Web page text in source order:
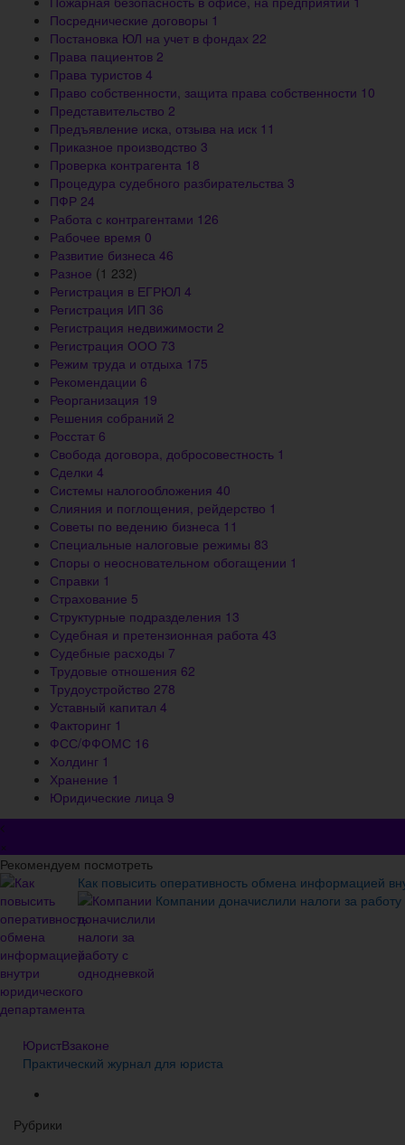
Посреднические договоры 1
Постановка ЮЛ на учет в фондах 22
Права пациентов 2
Права туристов 4
Право собственности, защита права собственности 10
Представительство 2
Предъявление иска, отзыва на иск 11
Приказное производство 3
Проверка контрагента 18
Процедура судебного разбирательства 3
ПФР 24
Работа с контрагентами 126
Рабочее время 0
Развитие бизнеса 46
Разное (1 232)
Регистрация в ЕГРЮЛ 4
Регистрация ИП 36
Регистрация недвижимости 2
Регистрация ООО 73
Режим труда и отдыха 175
Рекомендации 6
Реорганизация 19
Решения собраний 2
Росстат 6
Свобода договора, добросовестность 1
Сделки 4
Системы налогообложения 40
Слияния и поглощения, рейдерство 1
Советы по ведению бизнеса 11
Специальные налоговые режимы 83
Споры о неосновательном обогащении 1
Справки 1
Страхование 5
Структурные подразделения 13
Судебная и претензионная работа 43
Судебные расходы 7
Трудовые отношения 62
Трудоустройство 278
Уставный капитал 4
Факторинг 1
ФСС/ФФОМС 16
Холдинг 1
Хранение 1
Юридические лица 9
×
Рекомендуем посмотреть
Как повысить оперативность обмена информацией
Компании доначислили налоги за
ЮристВзаконе
Практический журнал для юриста
Рубрики